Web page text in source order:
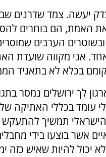
יעשה. צמד שדרנים
האמת, הם בוחרים
ובשוטרים הערבים
אני מקווה שועדת
בכלא לא בתאגיד
לך ירושלים נמסר
עומד בכללי האתיקה
הישראלי תמשיך
אשר בוצעו בידי
יכול להיות שאיש כזה